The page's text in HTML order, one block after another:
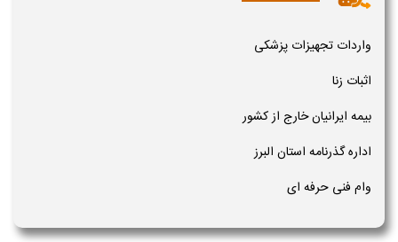
واردات تجهیزات پزشکی
اثبات زنا
بیمه ایرانیان خارج از کشور
اداره گذرنامه استان البرز
وام فنی حرفه ای